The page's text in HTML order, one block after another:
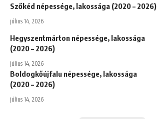
Szőkéd népessége, lakossága (2020 – 2026)
július 14, 2026
Hegyszentmárton népessége, lakossága
(2020 – 2026)
július 14, 2026
Boldogkőújfalu népessége, lakossága
(2020 – 2026)
július 14, 2026